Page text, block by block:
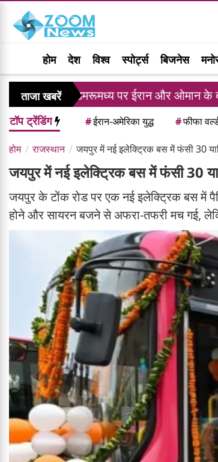
होम देश विश्व स्पोर्ट्स बिजनेस
ताजा खबरें
जलडमरूमध्य पर ईरान और ओमान के बीच समझौता,
टॉप ट्रेंडिंग #ईरान-अमेरिका युद्ध #फीफा
होम राजस्थान जयपुर में नई इलेक्ट्रिक बस में फंसी 30
जयपुर में नई इलेक्ट्रिक बस में फंसी 30
जयपुर के टोंक रोड पर एक नई इलेक्ट्रिक बस में
होने और सायरन बजने से अफरा-तफरी मच गई,